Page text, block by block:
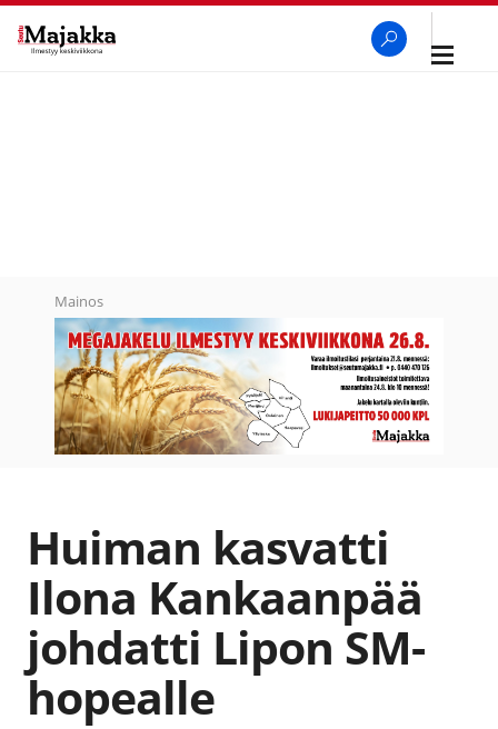
Avaa
Mainos
Huiman kasvatti
Ilona Kankaanpää
johdatti Lipon SM-
hopealle